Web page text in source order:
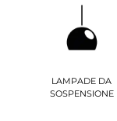
LAMPADE DA
SOSPENSIONE